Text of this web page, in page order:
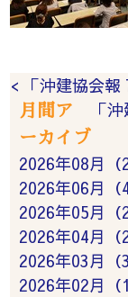
< 「沖建協会報
「
月間ア
ーカイブ
2026年08月（2
2026年06月（4
2026年05月（2
2026年04月（2
2026年03月（3
2026年02月（1